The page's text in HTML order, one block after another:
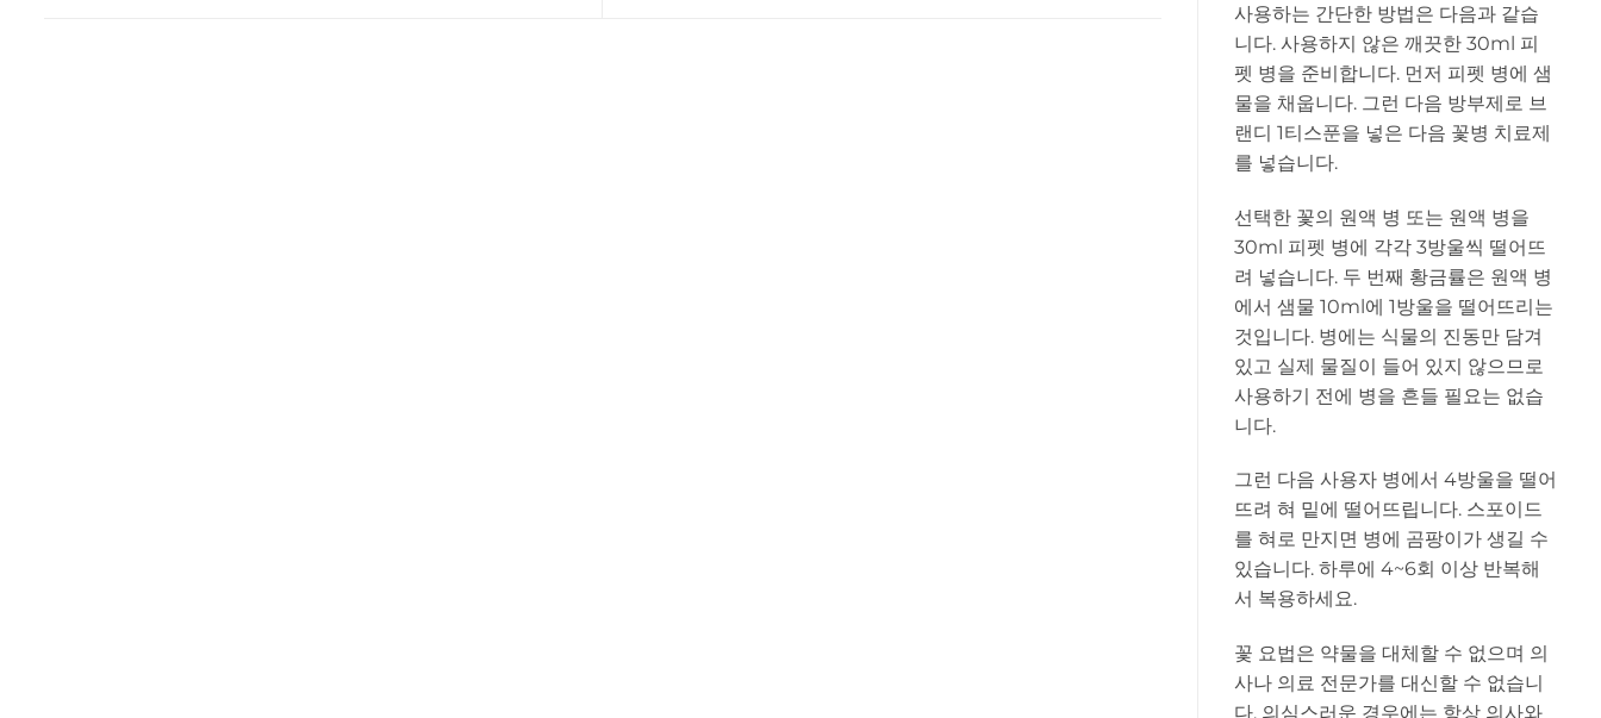
사용하는 간단한 방법은 다음과 같습
니다. 사용하지 않은 깨끗한 30ml 피
펫 병을 준비합니다. 먼저 피펫 병에 샘
물을 채웁니다. 그런 다음 방부제로 브
랜디 1티스푼을 넣은 다음 꽃병 치료제
를 넣습니다.
선택한 꽃의 원액 병 또는 원액 병을
30ml 피펫 병에 각각 3방울씩 떨어뜨
려 넣습니다. 두 번째 황금률은 원액 병
에서 샘물 10ml에 1방울을 떨어뜨리는
것입니다. 병에는 식물의 진동만 담겨
있고 실제 물질이 들어 있지 않으므로
사용하기 전에 병을 흔들 필요는 없습
니다.
그런 다음 사용자 병에서 4방울을 떨어
뜨려 혀 밑에 떨어뜨립니다. 스포이드
를 혀로 만지면 병에 곰팡이가 생길 수
있습니다. 하루에 4~6회 이상 반복해
서 복용하세요.
꽃 요법은 약물을 대체할 수 없으며 의
사나 의료 전문가를 대신할 수 없습니
다. 의심스러운 경우에는 항상 의사와